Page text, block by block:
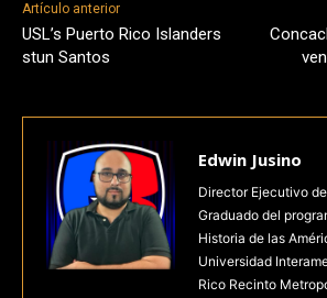
Artículo anterior
USL’s Puerto Rico Islanders
stun Santos
Edwin Jusino
Director Ejecutivo
Graduado del
Historia de las
Universidad
Rico Recinto